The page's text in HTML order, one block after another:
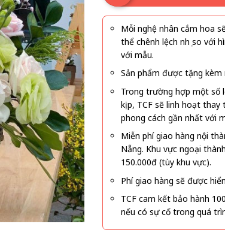
Mỗi nghệ nhân cắm hoa
thể chênh lệch nhẹ so với
với mẫu.
Sản phẩm được tặng
Trong trường hợp một số
kịp, TCF sẽ linh hoạt
phong cách gần nhất với
Miễn phí giao hàng nội
Nẵng. Khu vực ngoại
150.000đ (tùy khu vực).
Phí giao hàng sẽ được
TCF cam kết bảo hành
nếu có sự cố trong quá